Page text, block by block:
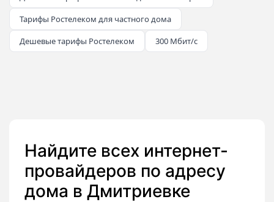
Тарифы Ростелеком для частного дома
Дешевые тарифы Ростелеком
300 Мбит/с
Найдите всех интернет-
провайдеров по адресу
дома в Дмитриевке